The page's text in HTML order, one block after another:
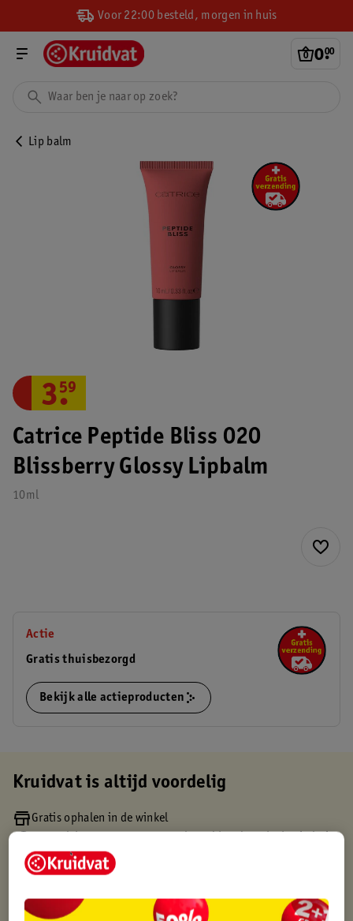
Voor 22:00 besteld, morgen in huis
0.
00
Lip balm
Catrice Peptide Bliss 020
Blissberry Glossy Lipbalm
10ml
3.
59
Actie
Gratis thuisbezorgd
Bekijk alle actieproducten
Kruidvat is altijd voordelig
Gratis ophalen in de winkel
Gratis thuisbezorgd vanaf 50.00
Gratis retourneren binnen 30 dagen